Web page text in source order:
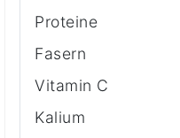
Proteine
Fasern
Vitamin C
Kalium